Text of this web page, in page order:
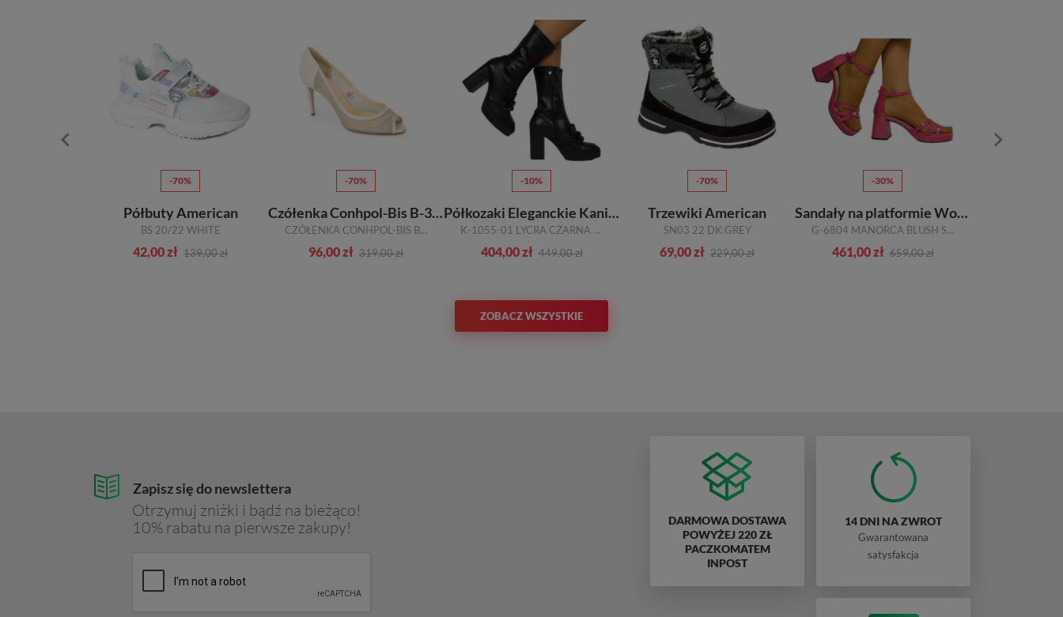
-70%
Półbuty American
BS 20/22 WHITE
42,00 zł 139,00 zł
-70%
Czółenka Conhpol-Bis B-3018CB/1793/1228 Perlato
CZÓŁENKA CONHPOL-BIS B-3018CB/1793/1228 PERLATO
96,00 zł 319,00 zł
-10%
Półkozaki Eleganckie Kaniowski
K-1055-01 LYCRA CZARNA SKÓRA NATURALNA
404,00 zł 449,00 zł
-70%
Trzewiki American
SN03 22 DK.GREY
69,00 zł 229,00 zł
-30%
Sandały na platformie Wonders
G-6804 MANORCA BLUSH SKÓRA NATURALNA
461,00 zł 659,00 zł
ZOBACZ WSZYSTKIE
Zapisz się do newslettera
Otrzymuj zniżki i bądź na bieżąco!
10% rabatu na pierwsze zakupy!
DARMOWA DOSTAWA
POWYŻEJ 220 ZŁ
PACZKOMATEM
INPOST
14 DNI NA ZWROT
Gwarantowana
satysfakcja